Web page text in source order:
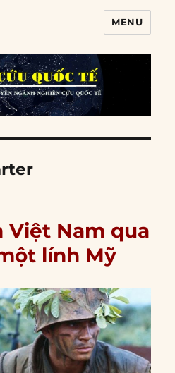
MENU
Việt Nam qua
lính Mỹ